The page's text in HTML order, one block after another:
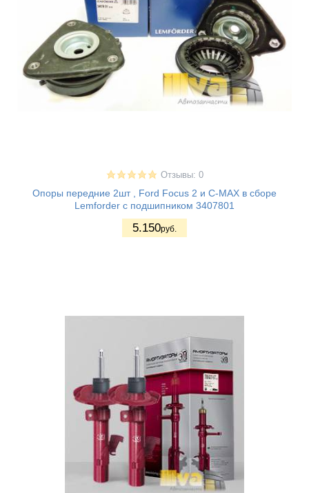
Отзывы: 0
Опоры передние 2шт , Ford Focus 2 и C-MAX в сборе
Lemforder с подшипником 3407801
5.150руб.